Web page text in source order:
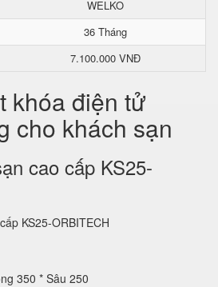
WELKO
36 Tháng
7.100.000 VNĐ
khóa điện tử
cho khách sạn
cao cấp KS25-
350 * Sâu 250